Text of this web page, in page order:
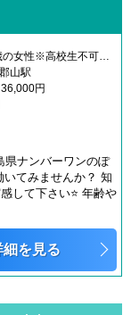
山駅
円
県ナンバーワンのぽ
いてみませんか？ 知
して下さい⭐ 年齢や
細を見る